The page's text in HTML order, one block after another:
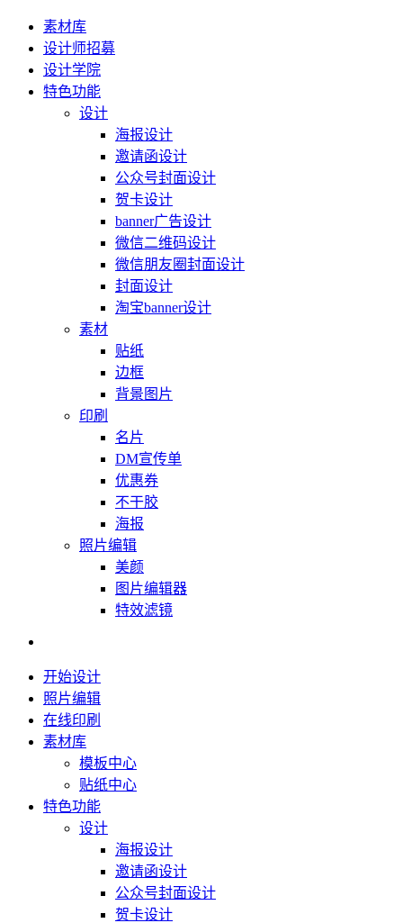
素材库
设计师招募
设计学院
特色功能
设计
海报设计
邀请函设计
公众号封面设计
贺卡设计
banner广告设计
微信二维码设计
微信朋友圈封面设计
封面设计
淘宝banner设计
素材
贴纸
边框
背景图片
印刷
名片
DM宣传单
优惠券
不干胶
海报
照片编辑
美颜
图片编辑器
特效滤镜
开始设计
照片编辑
在线印刷
素材库
模板中心
贴纸中心
特色功能
设计
海报设计
邀请函设计
公众号封面设计
贺卡设计